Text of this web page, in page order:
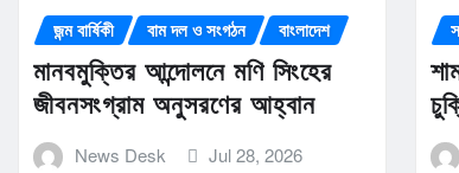
জন্ম বার্ষিকী বাম দল ও সংগঠন বাংলাদেশ
মানবমুক্তির আন্দোলনে মণি সিংহের
জীবনসংগ্রাম অনুসরণের আহ্বান
News Desk Jul 28, 2026